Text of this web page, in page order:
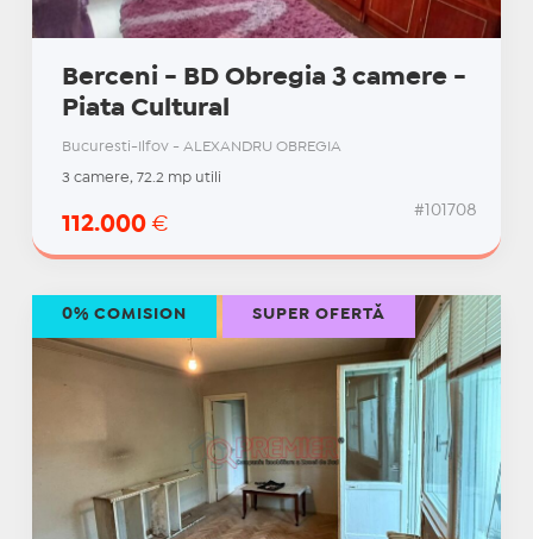
Berceni - BD Obregia 3 camere -
Piata Cultural
Bucuresti-Ilfov - ALEXANDRU OBREGIA
3 camere, 72.2 mp utili
112.000 €
#101708
0% COMISION SUPER OFERTĂ